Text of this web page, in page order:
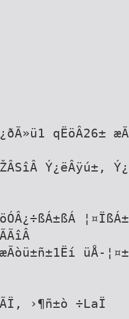
qËöÂ26±
Ý¿ëÂÿú±,
üÅ-
›¶ñ±ò ÷LaÏ